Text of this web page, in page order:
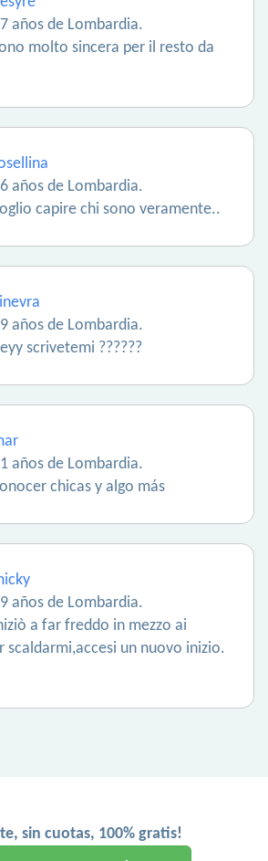
años de Lombardia.
molto sincera per il resto da
años de Lombardia.
capire chi sono veramente..
años de Lombardia.
scrivetemi ??????
años de Lombardia.
chicas y algo más
años de Lombardia.
a far freddo in mezzo ai
scaldarmi,accesi un nuovo inizio.
sin cuotas, 100% gratis!